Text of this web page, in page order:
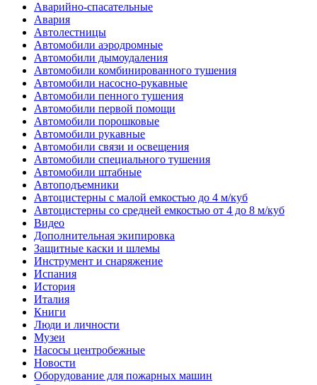
Аварийно-спасательные
Авария
Автолестницы
Автомобили аэродромные
Автомобили дымоудаления
Автомобили комбинированного тушения
Автомобили насосно-рукавные
Автомобили пенного тушения
Автомобили первой помощи
Автомобили порошковые
Автомобили рукавные
Автомобили связи и освещения
Автомобили специального тушения
Автомобили штабные
Автоподъемники
Автоцистерны с малой емкостью до 4 м/куб
Автоцистерны со средней емкостью от 4 до 8 м/куб
Видео
Дополнительная экипировка
Защитные каски и шлемы
Инструмент и снаряжение
Испания
История
Италия
Книги
Люди и личности
Музеи
Насосы центробежные
Новости
Оборудование для пожарных машин